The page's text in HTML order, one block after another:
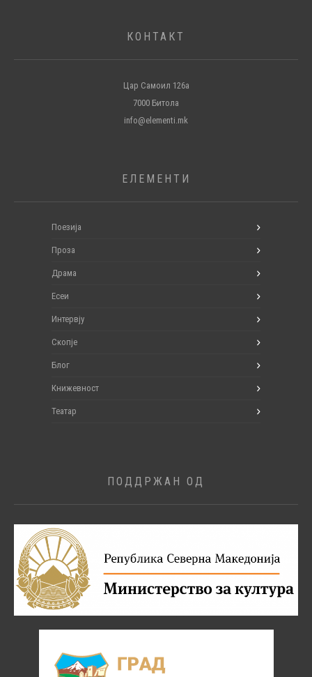
КОНТАКТ
Цар Самоил 126а
7000 Битола
info@elementi.mk
ЕЛЕМЕНТИ
Поезија
Проза
Драма
Есеи
Интервју
Скопје
Блог
Книжевност
Театар
ПОДДРЖАН ОД